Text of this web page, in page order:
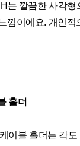
는 깔끔한 사각형
낌이에요. 개인적
홀더
이블 홀더는 각도